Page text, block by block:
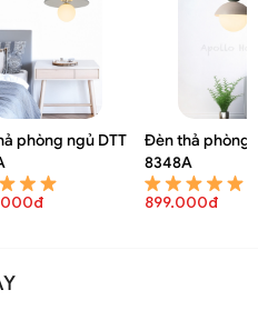
phòng ngủ DTT
Đèn thả phòng
8348A
899.000đ